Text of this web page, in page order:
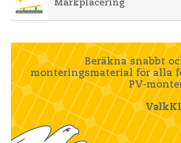
Markplacering
Beräkna snabbt
monteringsmaterial för alla
PV-